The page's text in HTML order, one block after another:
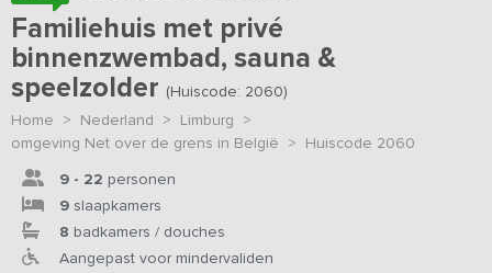
Familiehuis met privé
binnenzwembad, sauna &
speelzolder (Huiscode: 2060)
Home > Nederland > Limburg >
omgeving Net over de grens in België > Huiscode 2060
9 - 22 personen
9 slaapkamers
8 badkamers / douches
Aangepast voor mindervaliden